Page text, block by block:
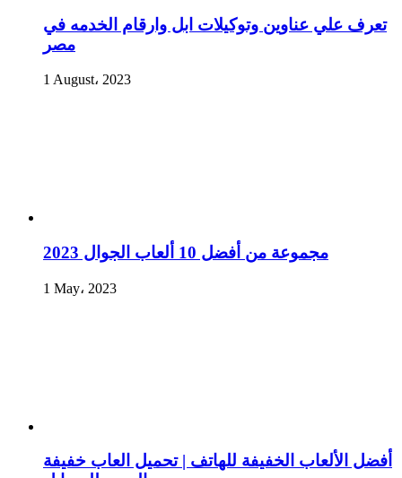
تعرف علي عناوين وتوكيلات ابل وارقام الخدمه في
مصر
1 August، 2023
مجموعة من أفضل 10 ألعاب الجوال 2023
1 May، 2023
أفضل الألعاب الخفيفة للهاتف | تحميل العاب خفيفة